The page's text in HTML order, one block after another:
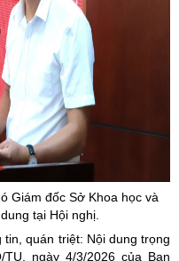
Giám đốc Sở Khoa học và
tại Hội nghị.
quán triệt: Nội dung trọng
ngày 4/3/2026 của Ban